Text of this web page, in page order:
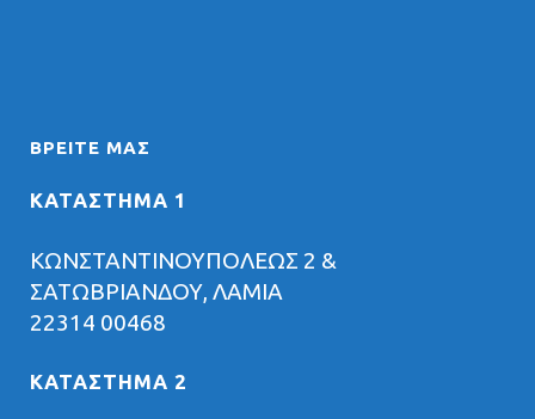
ΒΡΕΊΤΕ ΜΑΣ
ΚΑΤΑΣΤΗΜΑ 1
ΚΩΝΣΤΑΝΤΙΝΟΥΠΟΛΕΩΣ 2 &
ΣΑΤΩΒΡΙΑΝΔΟΥ, ΛΑΜΙΑ
22314 00468
ΚΑΤΑΣΤΗΜΑ 2